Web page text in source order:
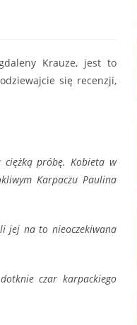
Krauze, jest to
się recenzji,
ciężką próbę. Kobieta w
Karpaczu Paulina
jej na to nieoczekiwana
czar karpackiego